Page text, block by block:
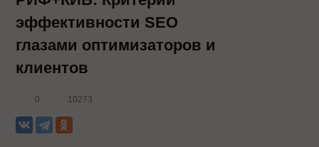
эффективности SEO
глазами оптимизаторов и
клиентов
0 10273